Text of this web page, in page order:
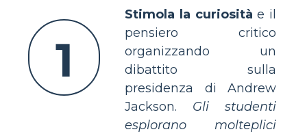
1
Stimola la curiosità e il
pensiero critico
organizzando un
dibattito sulla
presidenza di Andrew
Jackson. Gli studenti
esplorano molteplici